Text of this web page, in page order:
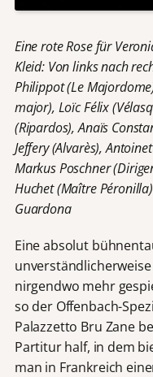
Eine rote Rose für
Kleid: Von links nach
Philippot (Le
major), Loïc Félix
(Ripardos), Anaïs
Jeffery (Alvarès),
Markus Poschner
Huchet (Maître
Guardona
Eine absolut
nirgendwo mehr
so der Offenbach-
Palazzetto Bru Zane
Partitur half, in dem
man in Frankreich